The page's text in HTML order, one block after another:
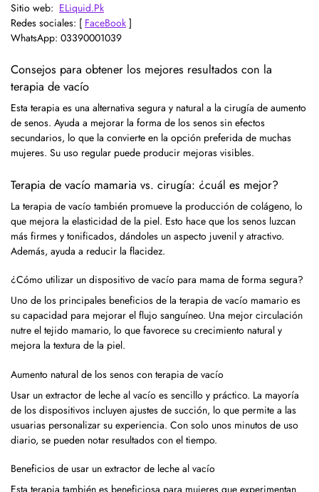
Sitio web: ELiquid.Pk
Redes sociales: [ FaceBook ]
WhatsApp: 03390001039
Consejos para obtener los mejores resultados con la
terapia de vacío
Esta terapia es una alternativa segura y natural a la cirugía de aumento
de senos. Ayuda a mejorar la forma de los senos sin efectos
secundarios, lo que la convierte en la opción preferida de muchas
mujeres. Su uso regular puede producir mejoras visibles.
Terapia de vacío mamaria vs. cirugía: ¿cuál es mejor?
La terapia de vacío también promueve la producción de colágeno, lo
que mejora la elasticidad de la piel. Esto hace que los senos luzcan
más firmes y tonificados, dándoles un aspecto juvenil y atractivo.
Además, ayuda a reducir la flacidez.
¿Cómo utilizar un dispositivo de vacío para mama de forma segura?
Uno de los principales beneficios de la terapia de vacío mamario es
su capacidad para mejorar el flujo sanguíneo. Una mejor circulación
nutre el tejido mamario, lo que favorece su crecimiento natural y
mejora la textura de la piel.
Aumento natural de los senos con terapia de vacío
Usar un extractor de leche al vacío es sencillo y práctico. La mayoría
de los dispositivos incluyen ajustes de succión, lo que permite a las
usuarias personalizar su experiencia. Con solo unos minutos de uso
diario, se pueden notar resultados con el tiempo.
Beneficios de usar un extractor de leche al vacío
Esta terapia también es beneficiosa para mujeres que experimentan